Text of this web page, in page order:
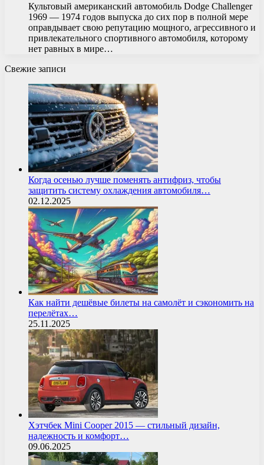
Культовый американский автомобиль Dodge Challenger
1969 — 1974 годов выпуска до сих пор в полной мере
оправдывает свою репутацию мощного, агрессивного и
привлекательного спортивного автомобиля, которому
нет равных в мире…
Свежие записи
Когда осенью лучше поменять антифриз, чтобы
защитить систему охлаждения автомобиля…
02.12.2025
Как найти дешёвые билеты на самолёт и сэкономить на
перелётах…
25.11.2025
Хэтчбек Mini Cooper 2015 — стильный дизайн,
надежность и комфорт…
09.06.2025